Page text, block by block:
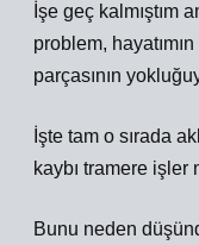
İşe geç kalmıştım
problem,
parçasının
İşte tam o sırada
kaybı tramere işler
Bunu neden